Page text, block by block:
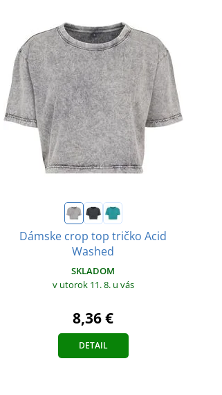
Dámske crop top tričko Acid
Washed
SKLADOM
v utorok 11. 8. u vás
8,36 €
DETAIL